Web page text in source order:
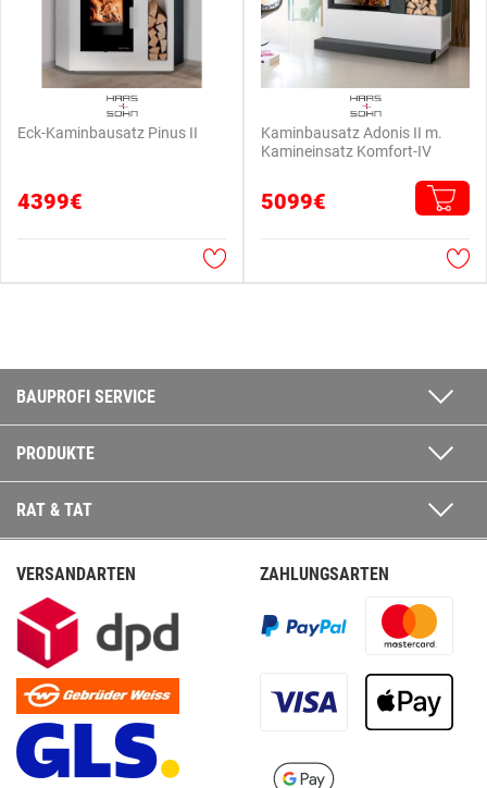
Eck-Kaminbausatz Pinus II
4399€
Kaminbausatz Adonis II m.
Kamineinsatz Komfort-IV
5099€
BAUPROFI SERVICE
PRODUKTE
RAT & TAT
VERSANDARTEN ZAHLUNGSARTEN